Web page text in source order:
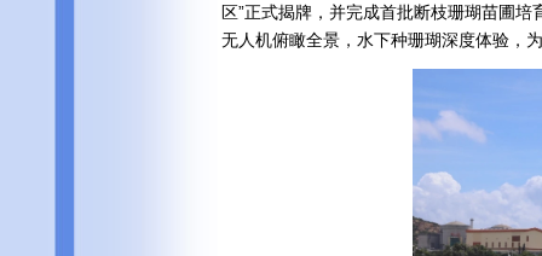
区”正式揭牌，并完成首批断枝珊瑚苗圃
无人机俯瞰全景，水下种珊瑚深度体验，